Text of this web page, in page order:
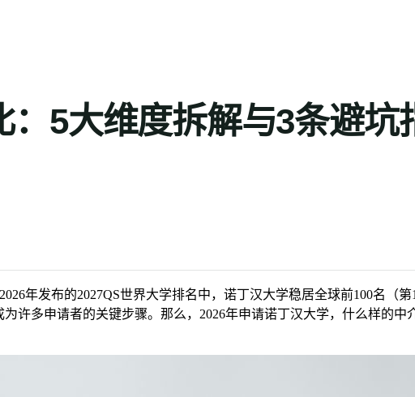
5大维度拆解与3条避坑
年发布的2027QS世界大学排名中，诺丁汉大学稳居全球前100名（
许多申请者的关键步骤。那么，2026年申请诺丁汉大学，什么样的中